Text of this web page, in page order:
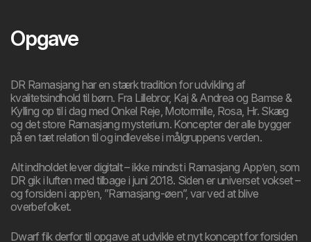
Opgave
DR Ramasjang har en stærk tradition for udvikling af
kvalitetsindhold til børn. Fra Lillebror, Kaj & Andrea og Bamse &
Kylling op til i dag med Onkel Reje, Motormille, Rosa, Hr. Skæg
og det store Ramasjang mysterium. Koncepter der alle bygger
på en tæt relation til og indlevelse i målgruppens verden.
Alt indholdet lever digitalt – ikke mindst i Ramasjang App’en, som
DR gik i luften med tilbage i juni 2018. Siden er universet vokset –
og forsiden i app’en, ”Ramasjang-øen”, var ved at blive
overbefolket.
Dwarf fik derfor til opgave at udvikle et nyt koncept for forsiden